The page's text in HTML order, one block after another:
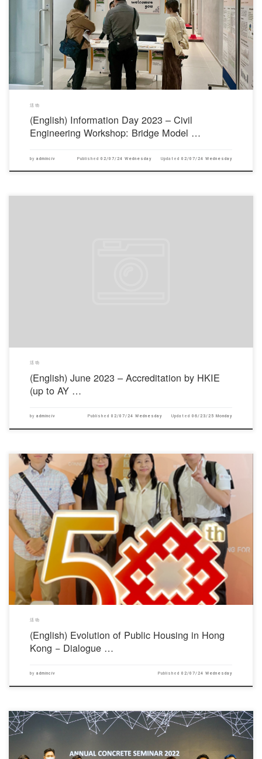
对不起，此内容只适用于English.
活动
(English) Information Day 2023 – Civil
Engineering Workshop: Bridge Model …
by adminciv Published02/07/24 Wednesday Updated02/07/24 Wednesday
活动
(English) June 2023 – Accreditation by HKIE
(up to AY …
by adminciv Published02/07/24 Wednesday Updated06/23/25 Monday
对不起，此内容只适用于English.
活动
(English) Evolution of Public Housing in Hong
Kong − Dialogue …
by adminciv Published02/07/24 Wednesday